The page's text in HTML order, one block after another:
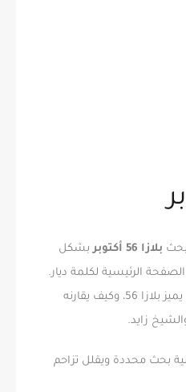
بلازا 56 أكتوبر
بشكل
الرئيسية لكلمة ديار.
الهدف أن يفهم الزائر ما الذي يميز بلازا 56، وكيف يقارنه
زايد.
بحث محددة ويقلل تزاحم